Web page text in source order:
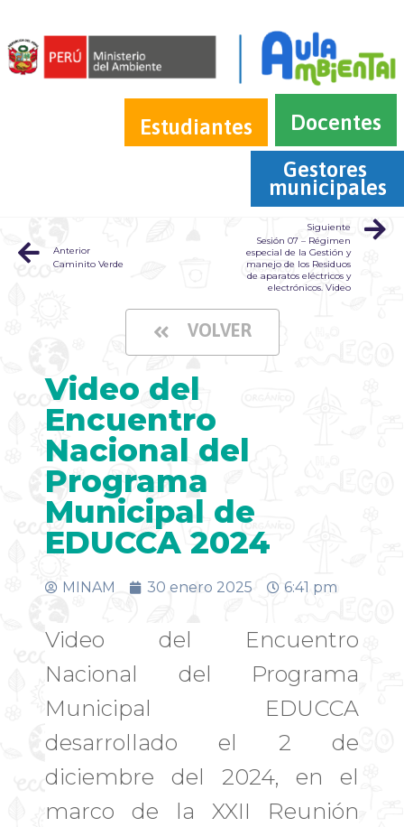
Estudiantes
Docentes
Gestores
municipales
Anterior
Caminito Verde
Siguiente
Sesión 07 – Régimen
especial de la Gestión y
manejo de los Residuos
de aparatos eléctricos y
electrónicos. Video
VOLVER
Video del
Encuentro
Nacional del
Programa
Municipal de
EDUCCA 2024
MINAM 30 enero 2025 6:41 pm
Video del Encuentro
Nacional del Programa
Municipal EDUCCA
desarrollado el 2 de
diciembre del 2024, en el
marco de la XXII Reunión